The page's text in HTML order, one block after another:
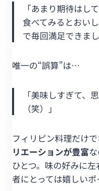
「あまり期待はし
食べてみるとおい
で毎回満足できまし
唯一の“誤算”は…
「美味しすぎて、
（笑）」
フィリピン料理だけで
リエーションが豊富
ひとつ。味の好みに
者にとっては嬉しいポ